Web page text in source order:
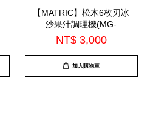
【MATRIC】松木6枚刃冰
沙果汁調理機(MG-
JB0701S)
NT$ 3,000
加入購物車